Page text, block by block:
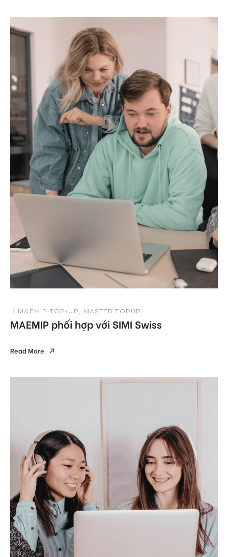
MAEMIP TOP-UP MASTER TOPUP
MAEMIP phối hợp với SIMI Swiss
Read More